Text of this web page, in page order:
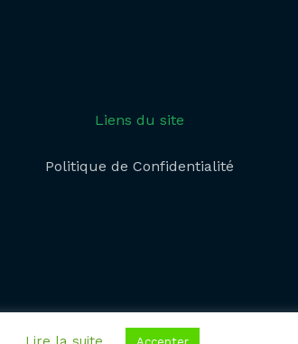
Liens du site
Politique de Confidentialité​